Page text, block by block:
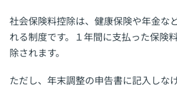
社会保険料控除は、健康保険や年金な
れる制度です。１年間に支払った保険
除されます。
ただし、年末調整の申告書に記入しな